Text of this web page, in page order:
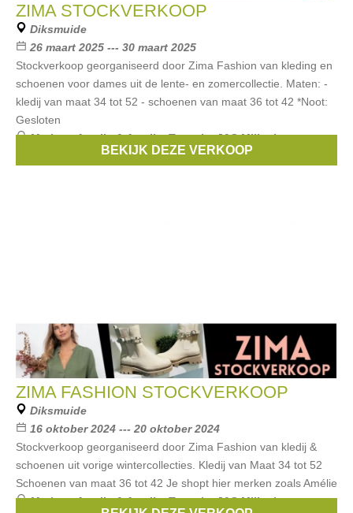
ZIMA STOCKVERKOOP
Diksmuide
26 maart 2025 --- 30 maart 2025
Stockverkoop georganiseerd door Zima Fashion van kleding en
schoenen voor dames uit de lente- en zomercollectie. Maten: -
kledij van maat 34 tot 52 - schoenen van maat 36 tot 42 *Noot:
Gesloten
Merken:Amelie & Amelie,Tamaris,J&S Millenium,
C’est beau la vie, ...
BEKIJK DEZE VERKOOP
ZIMA FASHION STOCKVERKOOP
Diksmuide
16 oktober 2024 --- 20 oktober 2024
Stockverkoop georganiseerd door Zima Fashion van kledij &
schoenen uit vorige wintercollecties. Kledij van Maat 34 tot 52
Schoenen van maat 36 tot 42 Je shopt hier merken zoals Amélie
Merken:Amelie & Amelie,Tamaris,J&S Millenium,